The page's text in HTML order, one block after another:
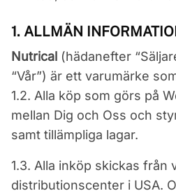
1. ALLMÄN
Nutrical (hädanefter
“Vår”) är ett varumärke
1.2. Alla köp som görs på
mellan Dig och Oss och
samt tillämpliga lagar.
1.3. Alla inköp skickas från
distributionscenter i USA.